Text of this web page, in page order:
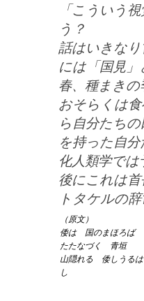
「こういう
う？
話はいきな
には「国見
春、種まき
おそらくは
ら自分たち
を持った自
化人類学では
後にこれは
トタケルの
（原文）
倭は 国のまほろば
たたなづく 青垣
山隠れる 倭しうるは
し